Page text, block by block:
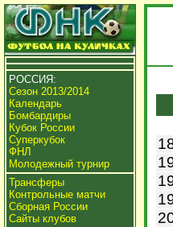
РОССИЯ:
Сезон 2013/2014
Календарь
Бомбардиры
Кубок России
Суперкубок
ФНЛ
Молодежный турнир
Трансферы
Контрольные матчи
Сборная России
Сайты клубов